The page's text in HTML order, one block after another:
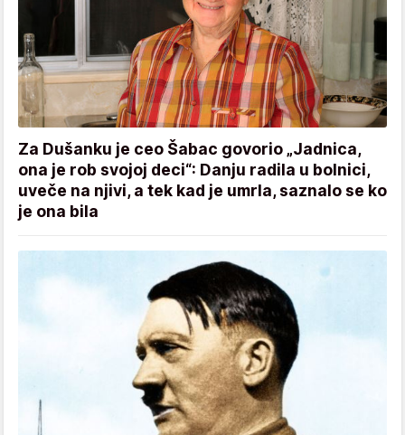
Za Dušanku je ceo Šabac govorio „Jadnica,
ona je rob svojoj deci“: Danju radila u bolnici,
uveče na njivi, a tek kad je umrla, saznalo se ko
je ona bila